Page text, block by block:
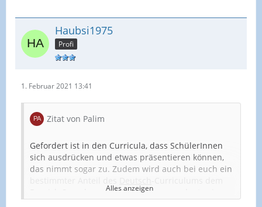
Haubsi1975
Profi
1. Februar 2021 13:41
Zitat von Palim
Gefordert ist in den Curricula, dass SchülerInnen
sich ausdrücken und etwas präsentieren können,
das nimmt sogar zu. Zudem wird auch bei euch ein
Bereich Sprechen und Zuhören zugeordnet sein.
Alles anzeigen